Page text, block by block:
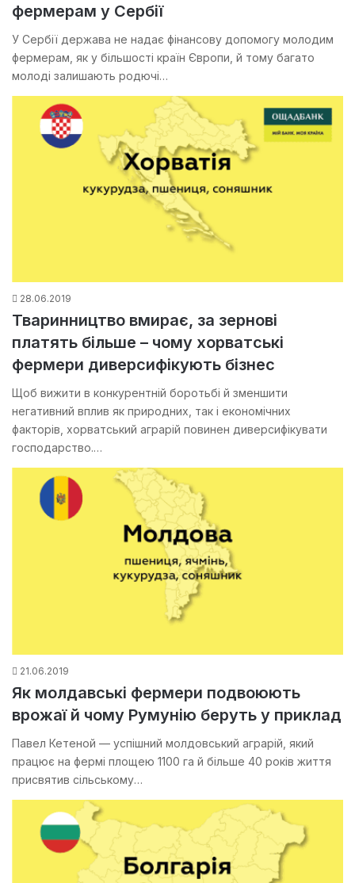
фермерам у Сербії
У Сербії держава не надає фінансову допомогу молодим
фермерам, як у більшості країн Європи, й тому багато
молоді залишають родючі…
28.06.2019
Тваринництво вмирає, за зернові
платять більше – чому хорватські
фермери диверсифікують бізнес
Щоб вижити в конкурентній боротьбі й зменшити
негативний вплив як природних, так і економічних
факторів, хорватський аграрій повинен диверсифікувати
господарство.…
21.06.2019
Як молдавські фермери подвоюють
врожаї й чому Румунію беруть у приклад
Павел Кетеной — успішний молдовський аграрій, який
працює на фермі площею 1100 га й більше 40 років життя
присвятив сільському…